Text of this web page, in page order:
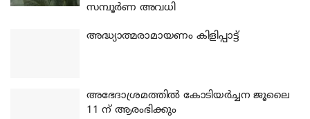
സമ്പൂർണ അവധി
അദ്ധ്യാത്മരാമായണം കിളിപ്പാട്ട്
അഭേദാശ്രമത്തില്‍ കോടിയര്‍ച്ചന ജൂലൈ
11 ന് ആരംഭിക്കും